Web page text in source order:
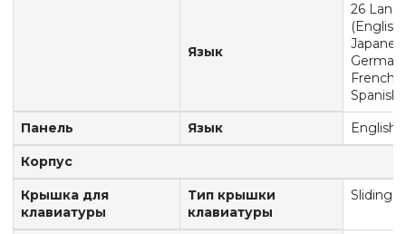
Язык
26
(English,
French,
Панель
Язык English
Корпус
Крышка для
клавиатуры
Тип крышки
клавиатуры
Sliding